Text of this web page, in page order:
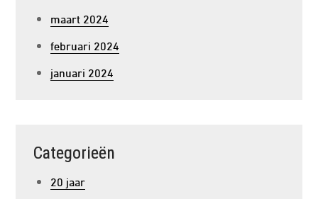
maart 2024
februari 2024
januari 2024
Categorieën
20 jaar